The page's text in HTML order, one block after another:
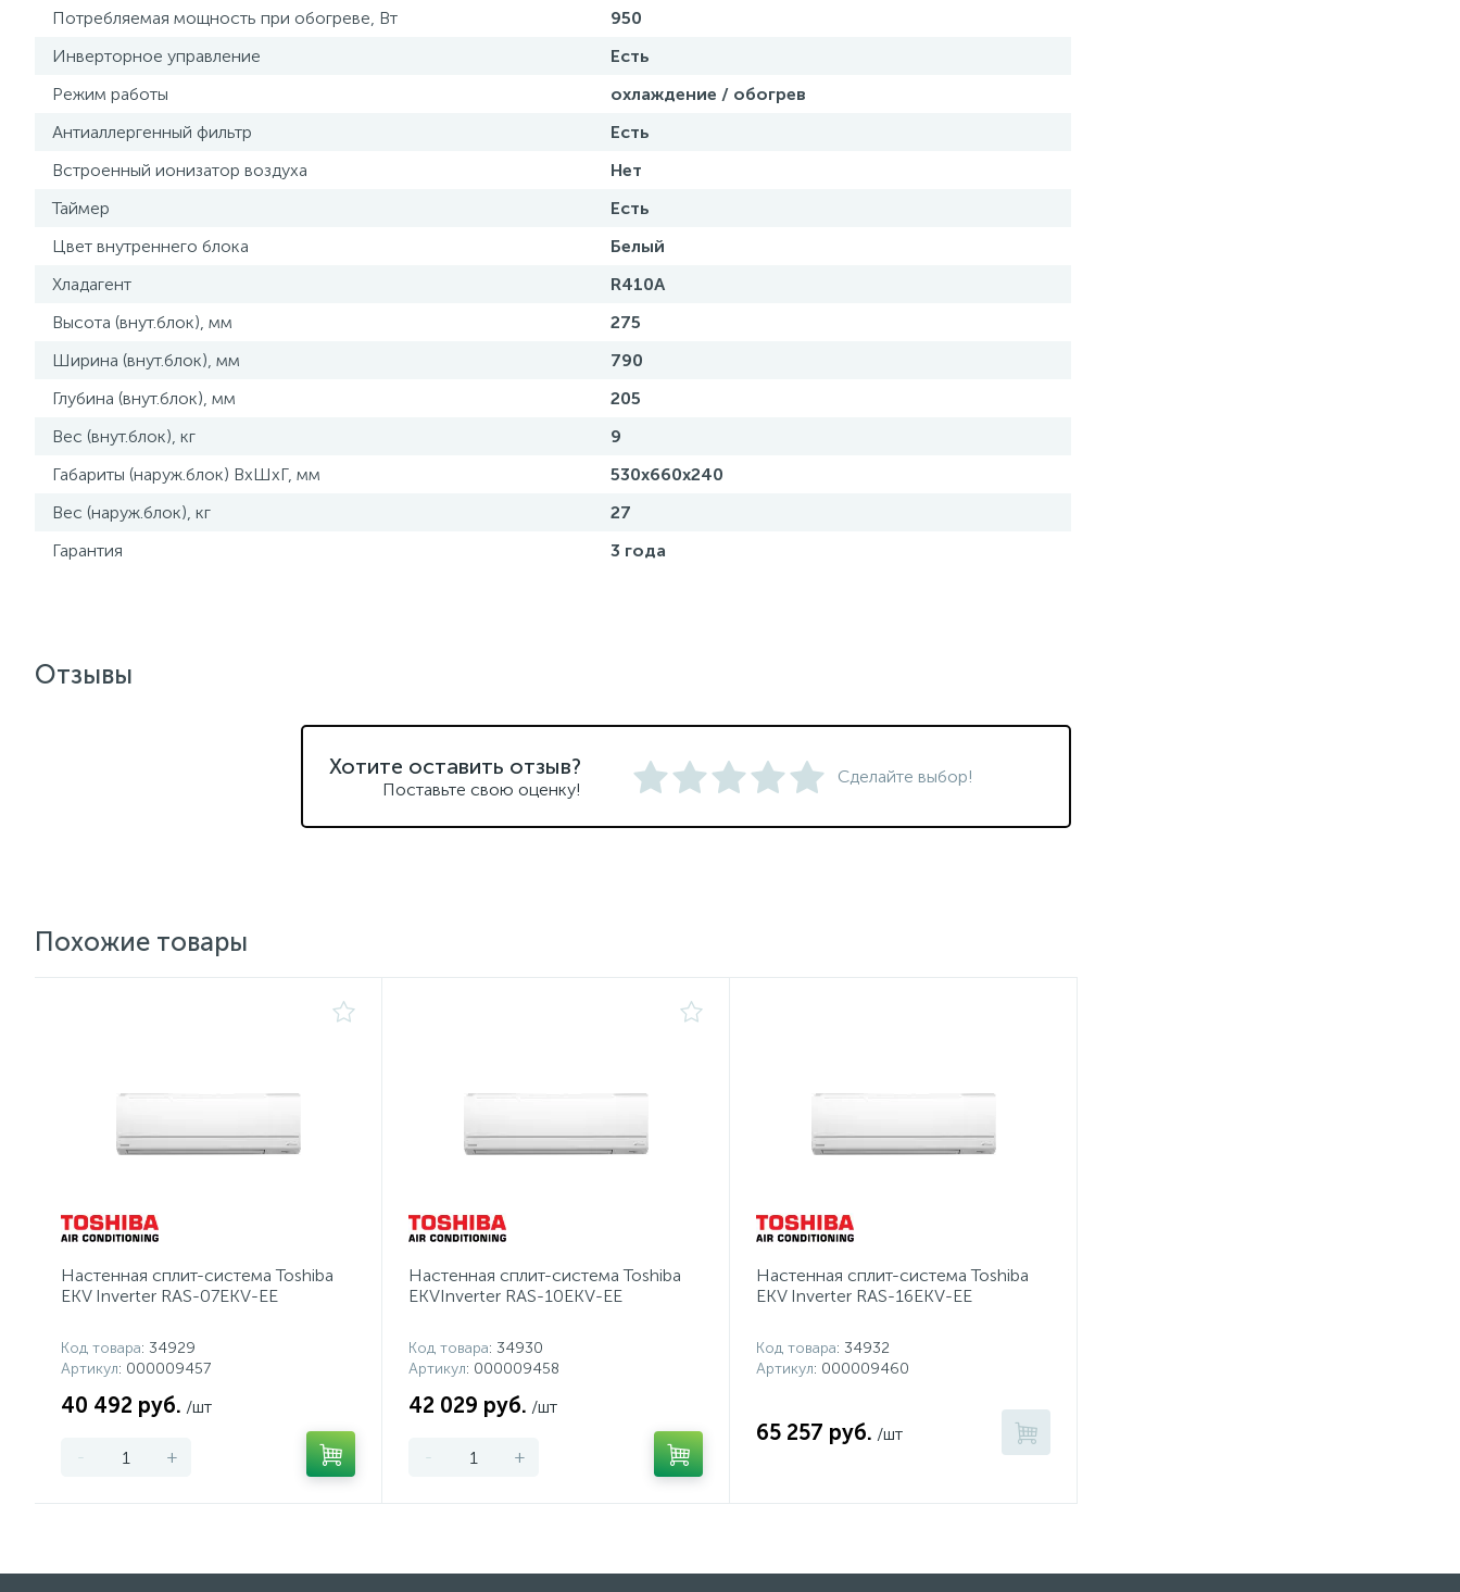
Потребляемая мощность при обогреве, Вт
950
Инверторное управление
Есть
Режим работы
охлаждение / обогрев
Антиаллергенный фильтр
Есть
Встроенный ионизатор воздуха
Нет
Таймер
Есть
Цвет внутреннего блока
Белый
Хладагент
R410A
Высота (внут.блок), мм
275
Ширина (внут.блок), мм
790
Глубина (внут.блок), мм
205
Вес (внут.блок), кг
9
Габариты (наруж.блок) ВxШxГ, мм
530x660x240
Вес (наруж.блок), кг
27
Гарантия
3 года
Отзывы
Хотите оставить отзыв?
Поставьте свою оценку!
Сделайте выбор!
Похожие товары
Настенная сплит-система Toshiba
EKV Inverter RAS-07EKV-EE
Код товара: 34929
Артикул: 000009457
40 492 руб. /шт
- +
Настенная сплит-система Toshiba
EKVInverter RAS-10EKV-EE
Код товара: 34930
Артикул: 000009458
42 029 руб. /шт
- +
Настенная сплит-система Toshiba
EKV Inverter RAS-16EKV-EE
Код товара: 34932
Артикул: 000009460
65 257 руб. /шт